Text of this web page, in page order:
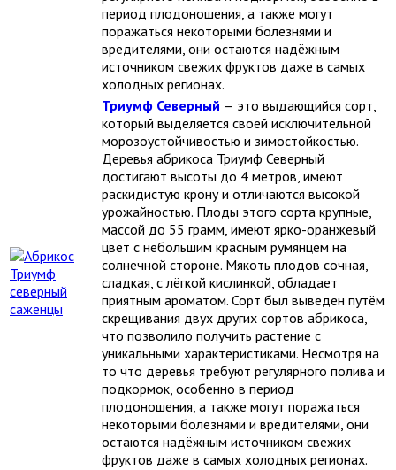
период плодоношения, а также могут
поражаться некоторыми болезнями и
вредителями, они остаются надёжным
источником свежих фруктов даже в самых
холодных регионах.
Триумф Северный — это выдающийся сорт,
который выделяется своей исключительной
морозоустойчивостью и зимостойкостью.
Деревья абрикоса Триумф Северный
достигают высоты до 4 метров, имеют
раскидистую крону и отличаются высокой
урожайностью. Плоды этого сорта крупные,
массой до 55 грамм, имеют ярко-оранжевый
цвет с небольшим красным румянцем на
солнечной стороне. Мякоть плодов сочная,
сладкая, с лёгкой кислинкой, обладает
приятным ароматом. Сорт был выведен путём
скрещивания двух других сортов абрикоса,
что позволило получить растение с
уникальными характеристиками. Несмотря на
то что деревья требуют регулярного полива и
подкормок, особенно в период
плодоношения, а также могут поражаться
некоторыми болезнями и вредителями, они
остаются надёжным источником свежих
фруктов даже в самых холодных регионах.